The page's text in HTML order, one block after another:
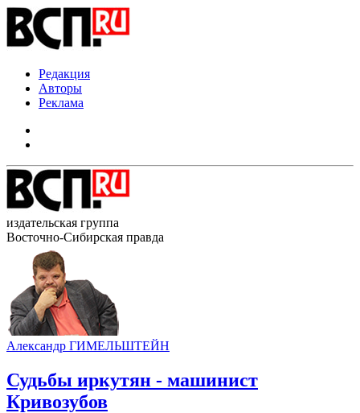
Редакция
Авторы
Реклама
издательская группа
Восточно-Сибирская правда
Александр ГИМЕЛЬШТЕЙН
Судьбы иркутян - машинист
Кривозубов